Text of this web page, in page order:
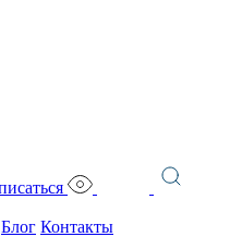
Блог Контакты